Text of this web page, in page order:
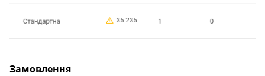
Замовлення